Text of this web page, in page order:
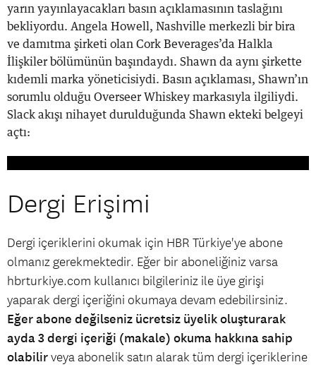
yarın yayınlayacakları basın açıklamasının taslağını
bekliyordu. Angela Howell, Nashville merkezli bir bira
ve damıtma şirketi olan Cork Beverages’da Halkla
İlişkiler bölümünün başındaydı. Shawn da aynı şirkette
kıdemli marka yöneticisiydi. Basın açıklaması, Shawn’ın
sorumlu olduğu Overseer Whiskey markasıyla ilgiliydi.
Slack akışı nihayet durulduğunda Shawn ekteki belgeyi
açtı:
Dergi Erişimi
Dergi içeriklerini okumak için HBR Türkiye'ye abone
olmanız gerekmektedir. Eğer bir aboneliğiniz varsa
hbrturkiye.com kullanıcı bilgileriniz ile üye girişi
yaparak dergi içeriğini okumaya devam edebilirsiniz.
Eğer abone değilseniz ücretsiz üyelik oluşturarak
ayda 3 dergi içeriği (makale) okuma hakkına sahip
olabilirveya abonelik satın alarak tüm dergi içeriklerine